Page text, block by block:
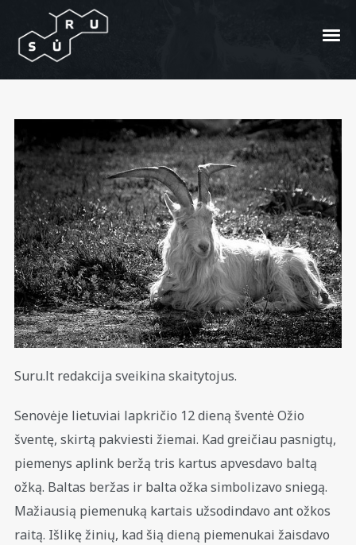
Su Ožio diena
Posted On2010/11/12 InFolkas byAndrzej
Bong
Suru.lt redakcija sveikina skaitytojus.
Senovėje lietuviai lapkričio 12 dieną šventė Ožio
šventę, skirtą pakviesti žiemai. Kad greičiau pasnigtų,
piemenys aplink beržą tris kartus apvesdavo baltą
ožką. Baltas beržas ir balta ožka simbolizavo sniegą.
Mažiausią piemenuką kartais užsodindavo ant ožkos
raitą. Išlikę žinių, kad šią dieną piemenukai žaisdavo